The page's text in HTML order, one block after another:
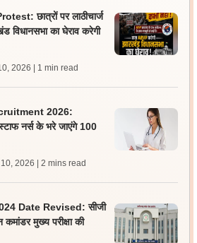
छात्रों पर लाठीचार्ज
विधानसभा का घेराव करेगी
2026 | 1 min read
2026:
नर्स के भरे जाएंगे 100
2026 | 2 mins read
Date Revised: सीजी
मुख्य परीक्षा की